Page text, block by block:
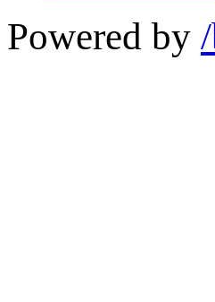
Powered by